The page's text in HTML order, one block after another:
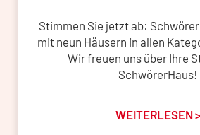
Stimmen Sie jetzt ab:
mit neun Häusern in allen
Wir freuen uns über Ihre
SchwörerHaus!
WEITERLESEN >